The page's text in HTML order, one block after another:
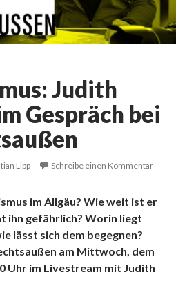
Judith
Gespräch bei
Lipp Schreibe einen Kommentar
im Allgäu? Wie weit ist er
ihn gefährlich? Worin liegt
lässt sich dem begegnen?
am Mittwoch, dem
Uhr im Livestream mit Judith